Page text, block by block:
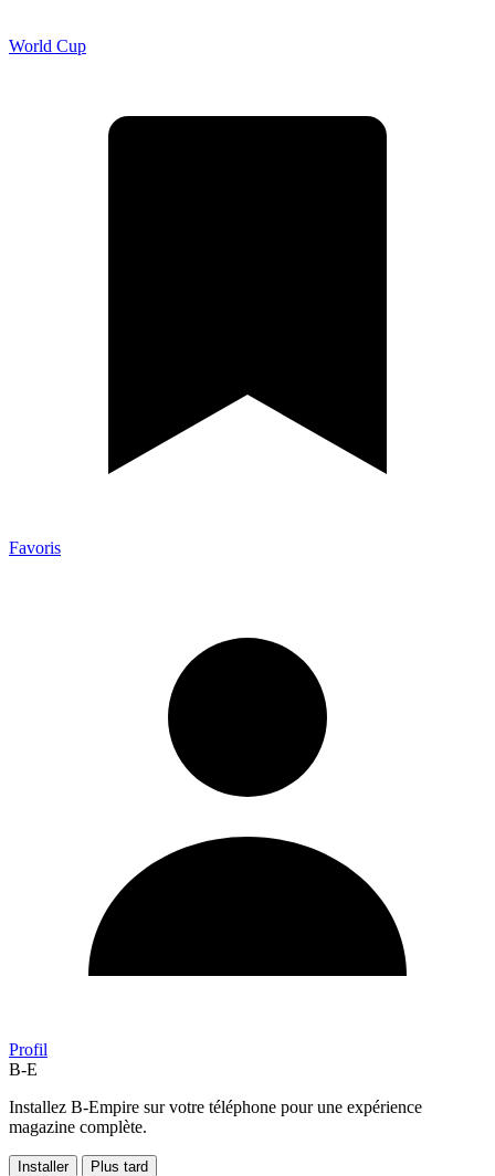
World Cup
Favoris
Profil
B-E
Installez B-Empire sur votre téléphone pour une expérience
magazine complète.
Installer Plus tard